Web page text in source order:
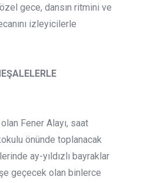
gece, dansın ritmini ve
izleyicilerle
Fener Alayı, saat
önünde toplanacak
ay-yıldızlı bayraklar
geçecek olan binlerce